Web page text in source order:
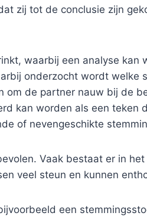
zij tot de conclusie zijn
waarbij een analyse kan
onderzocht wordt welke
de partner nauw bij de
kan worden als een teken
of nevengeschikte
Vaak bestaat er in
veel steun en kunnen
een